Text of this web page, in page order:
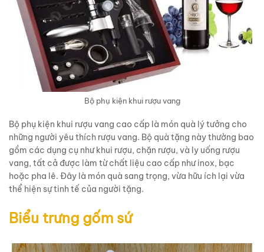
Bộ phụ kiện khui rượu vang
Bộ phụ kiện khui rượu vang cao cấp là món quà lý tưởng cho
những người yêu thích rượu vang. Bộ quà tặng này thường bao
gồm các dụng cụ như khui rượu, chặn rượu, và ly uống rượu
vang, tất cả được làm từ chất liệu cao cấp như inox, bạc
hoặc pha lê. Đây là món quà sang trọng, vừa hữu ích lại vừa
thể hiện sự tinh tế của người tặng.
Biểu trưng gốm sứ